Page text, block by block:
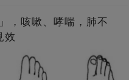
，咳嗽、哮喘，肺不
效